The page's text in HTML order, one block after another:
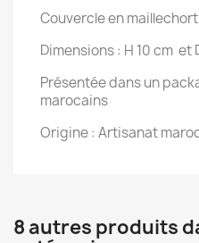
Couvercle en maillechort
Dimensions : H 10 cm et
Présentée dans un
marocains
Origine : Artisanat
8 autres produits